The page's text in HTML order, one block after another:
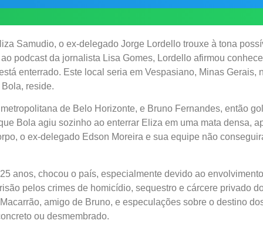
Samudio, o ex-delegado Jorge Lordello trouxe à tona
podcast da jornalista Lisa Gomes, Lordello afirmou
enterrado. Este local seria em Vespasiano, Minas Gerais,
reside.
de Belo Horizonte, e Bruno Fernandes, então
Bola agiu sozinho ao enterrar Eliza em uma mata densa,
o ex-delegado Edson Moreira e sua equipe não
anos, chocou o país, especialmente devido ao
pelos crimes de homicídio, sequestro e cárcere privado
amigo de Bruno, e especulações sobre o destino
ou desmembrado.